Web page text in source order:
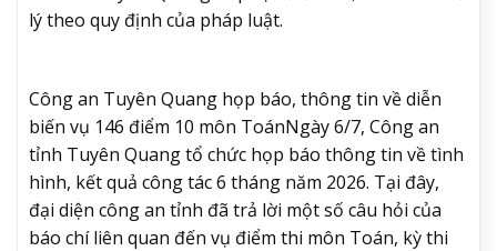
lý theo quy định của pháp luật.
Công an Tuyên Quang họp báo, thông tin về diễn
biến vụ 146 điểm 10 môn ToánNgày 6/7, Công an
tỉnh Tuyên Quang tổ chức họp báo thông tin về tình
hình, kết quả công tác 6 tháng năm 2026. Tại đây,
đại diện công an tỉnh đã trả lời một số câu hỏi của
báo chí liên quan đến vụ điểm thi môn Toán, kỳ thi